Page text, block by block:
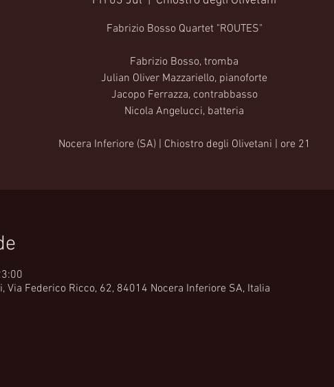
Fabrizio Bosso Quartet "ROUTES"
Fabrizio Bosso, tromba
Julian Oliver Mazzariello, pianoforte
Jacopo Ferrazza, contrabbasso
Nicola Angelucci, batteria
Nocera Inferiore (SA) | Chiostro degli Olivetani | ore 21
Via Federico Ricco, 62, 84014 Nocera Inferiore SA, Italia